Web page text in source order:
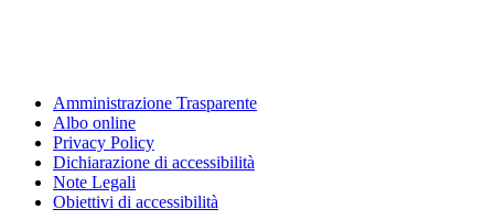
Amministrazione Trasparente
Albo online
Privacy Policy
Dichiarazione di accessibilità
Note Legali
Obiettivi di accessibilità